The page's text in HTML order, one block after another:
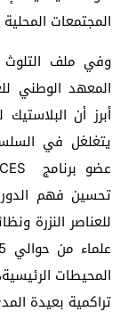
المجتمعات
وفي ملف التلوث
أبرز أن
يتغلغل في
تحسين فهم
للعناصر النزرة
المحيطات
تراكمية بعيدة